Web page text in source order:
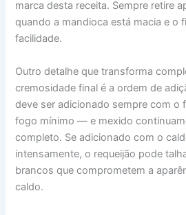
marca desta receita. Sempre retire
quando a mandioca está macia e o
facilidade.
Outro detalhe que transforma
cremosidade final é a ordem de
deve ser adicionado sempre com o
fogo mínimo — e mexido
completo. Se adicionado com o
intensamente, o requeijão pode
brancos que comprometem a
caldo.